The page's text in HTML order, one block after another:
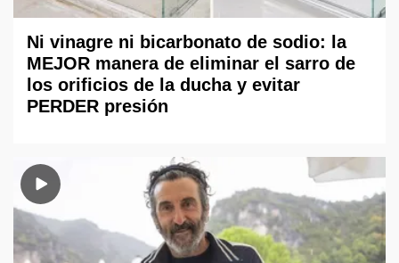
Ni vinagre ni bicarbonato de sodio: la
MEJOR manera de eliminar el sarro de
los orificios de la ducha y evitar
PERDER presión